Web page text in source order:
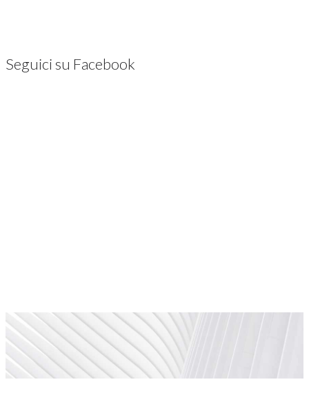
Seguici su Facebook